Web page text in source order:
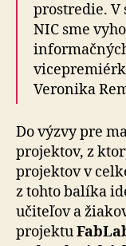
prostredie. V
NIC sme
Veronika
Do výzvy pre
projektov, z
projektov v
z tohto balíka
učiteľov a
projektu